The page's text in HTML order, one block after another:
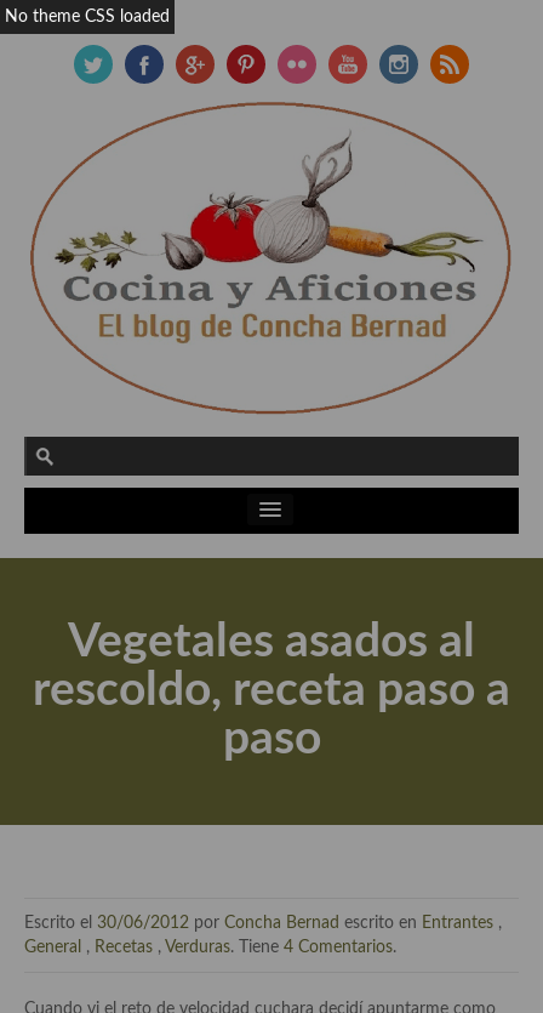
Actualidad y recomendaciones
Apuntes, estudios sobre temas interesantes e importantes
Aceite de Oliva Virgen Extra (AOVE)
Recetas maridadas con los mejores AOVES
Tiendas especiales
Vegetales asados al
rescoldo, receta paso a
paso
Escrito el 30/06/2012 por Concha Bernad escrito en Entrantes ,
General
, Recetas , Verduras. Tiene 4 Comentarios.
Cuando vi el reto de velocidad cuchara decidí apuntarme como
No theme CSS loaded